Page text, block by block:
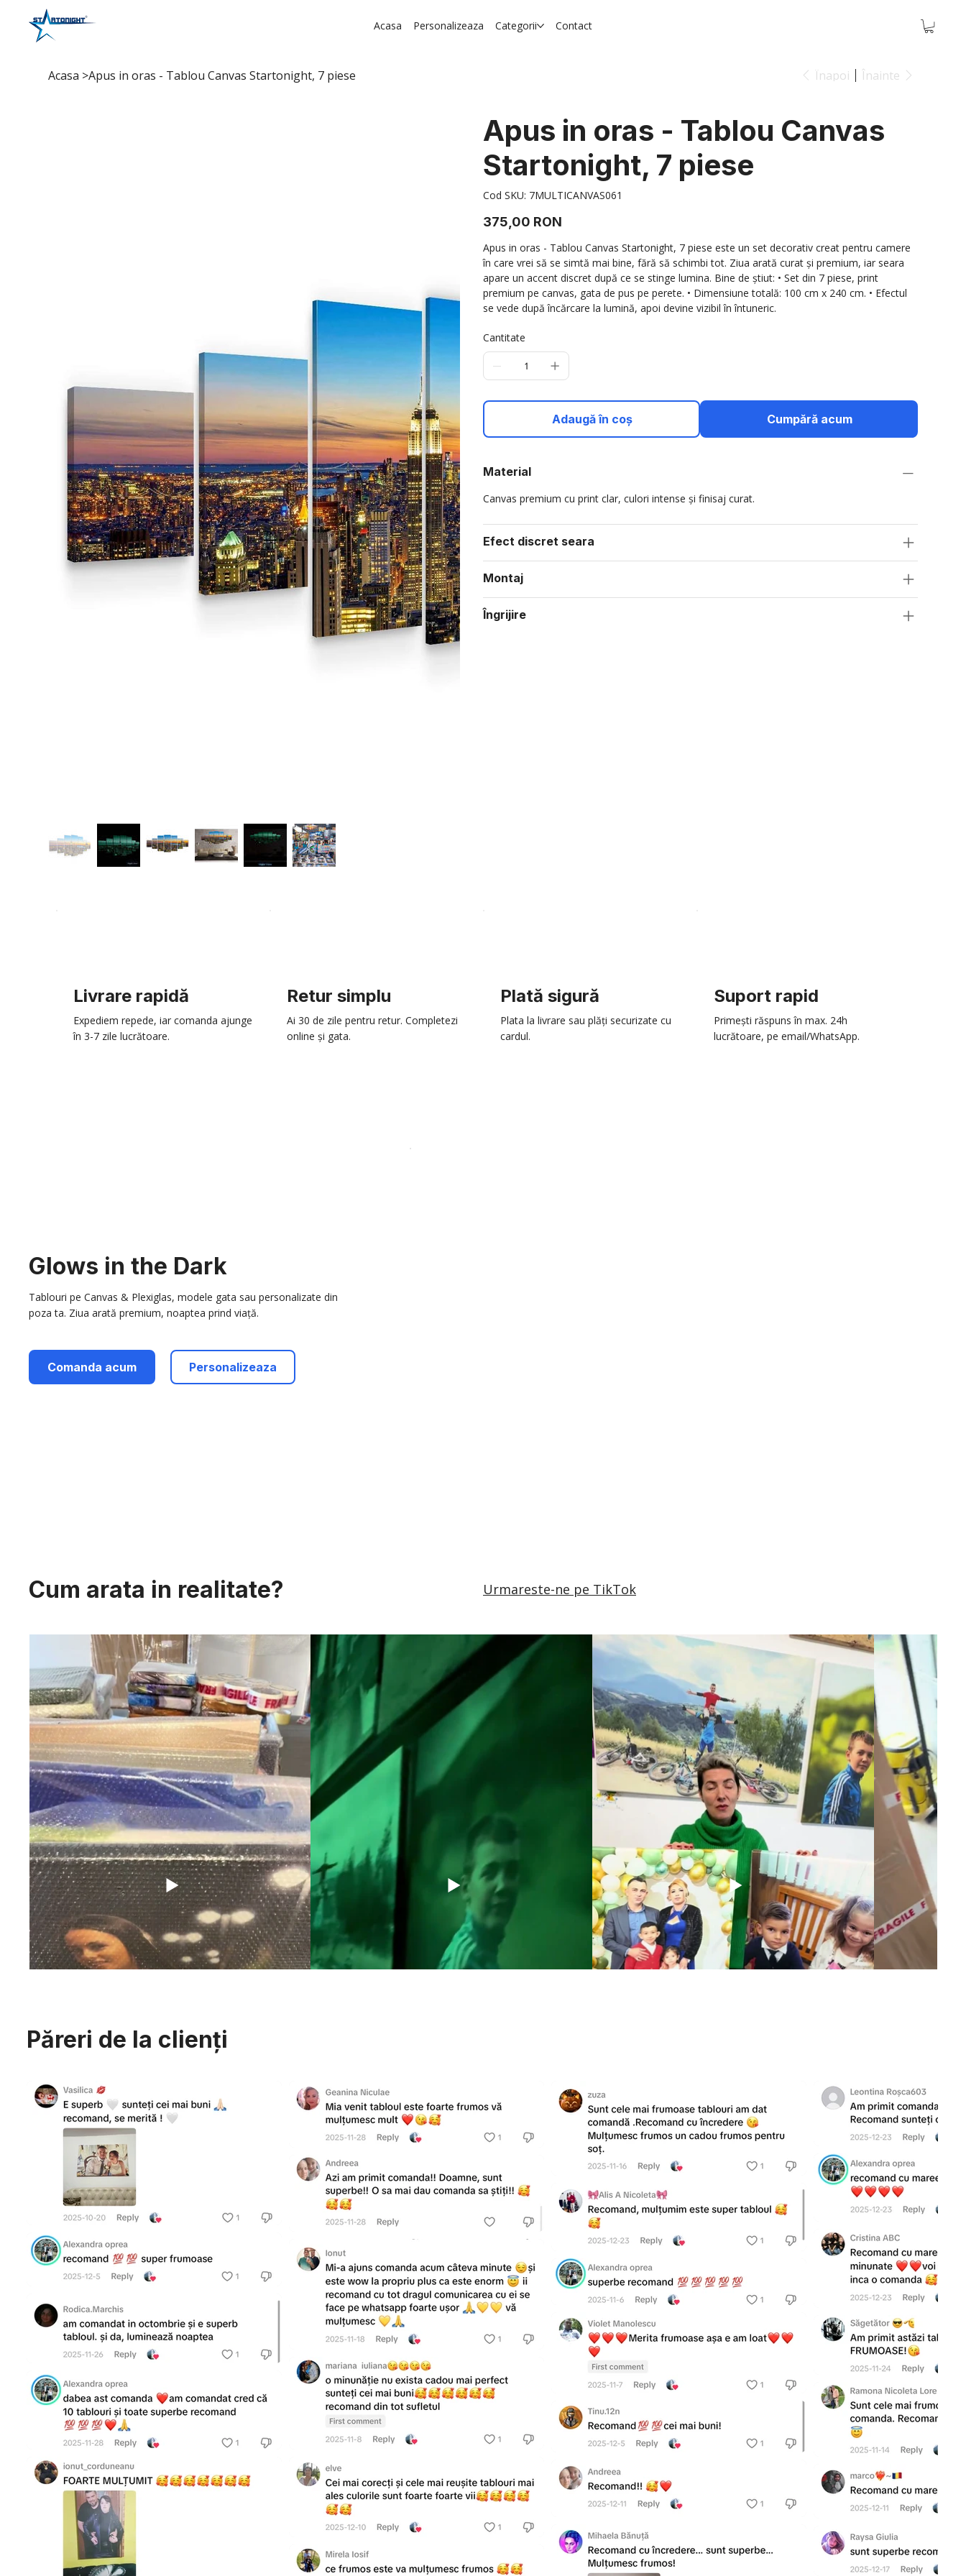
Acasa Personalizeaza Categorii Contact
Acasa >Apus in oras - Tablou Canvas Startonight, 7 piese Înapoi Înainte
Apus in oras - Tablou Canvas
Startonight, 7 piese
Cod SKU: Cod
SKU
7MULTICANVAS061
Preț
375,00 RON
Apus in oras - Tablou Canvas Startonight, 7 piese este un set decorativ creat pentru camere
în care vrei să se simtă mai bine, fără să schimbi tot. Ziua arată curat și premium, iar seara
apare un accent discret după ce se stinge lumina. Bine de știut: • Set din 7 piese, print
premium pe canvas, gata de pus pe perete. • Dimensiune totală: 100 cm x 240 cm. • Efectul
se vede după încărcare la lumină, apoi devine vizibil în întuneric.
Cantitate
Adaugă în coș Cumpără acum
Material
Canvas premium cu print clar, culori intense și finisaj curat.
Efect discret seara
Montaj
Îngrijire
Livrare rapidă
Expediem repede, iar comanda ajunge
în 3-7 zile lucrătoare.
Retur simplu
Ai 30 de zile pentru retur. Completezi
online și gata.
Plată sigură
Plata la livrare sau plăți securizate cu
cardul.
Suport rapid
Primești răspuns în max. 24h
lucrătoare, pe email/WhatsApp.
Glows in the Dark
Tablouri pe Canvas & Plexiglas, modele gata sau personalizate din
poza ta. Ziua arată premium, noaptea prind viață.
Comanda acum Personalizeaza
Cum arata in realitate? Urmareste-ne pe TikTok
Păreri de la clienți